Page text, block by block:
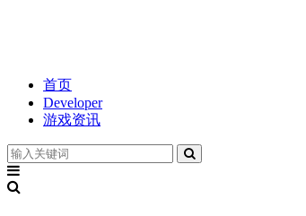
首页
Developer
游戏资讯